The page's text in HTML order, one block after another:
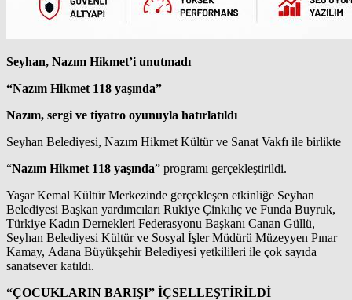
Seyhan, Nazım Hikmet’i unutmadı
“Nazım Hikmet 118 yaşında”
Nazım, sergi ve tiyatro oyunuyla hatırlatıldı
Seyhan Belediyesi, Nazım Hikmet Kültür ve Sanat Vakfı ile birlikte
“Nazım Hikmet 118 yaşında” programı gerçekleştirildi.
Yaşar Kemal Kültür Merkezinde gerçekleşen etkinliğe Seyhan
Belediyesi Başkan yardımcıları Rukiye Çinkılıç ve Funda Buyruk,
Türkiye Kadın Dernekleri Federasyonu Başkanı Canan Güllü,
Seyhan Belediyesi Kültür ve Sosyal İşler Müdürü Müzeyyen Pınar
Kamay, Adana Büyükşehir Belediyesi yetkilileri ile çok sayıda
sanatsever katıldı.
“ÇOCUKLARIN BARIŞI” İÇSELLEŞTİRİLDİ